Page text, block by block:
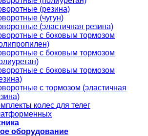
(резина)
(чугун)
(эластичная резина)
c боковым тормозом
c боковым тормозом
c боковым тормозом
c тормозом (эластичная
колес для телег
оборудование